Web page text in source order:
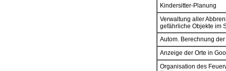
Kindersitter-Planung
Verwaltung aller
gefährliche Objekte im
Autom. Berechnung
Anzeige der Orte in
Organisation des